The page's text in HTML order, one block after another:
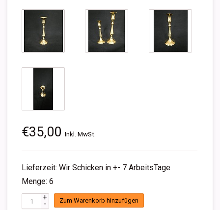
€35,00 Inkl. MwSt.
Lieferzeit: Wir Schicken in +- 7 ArbeitsTage
Menge: 6
+
- Zum Warenkorb hinzufügen